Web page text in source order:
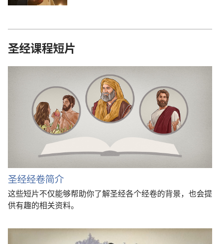
圣经课程短片
圣经经卷简介
这些短片不仅能够帮助你了解圣经各个经卷的背景，也会提
供有趣的相关资料。